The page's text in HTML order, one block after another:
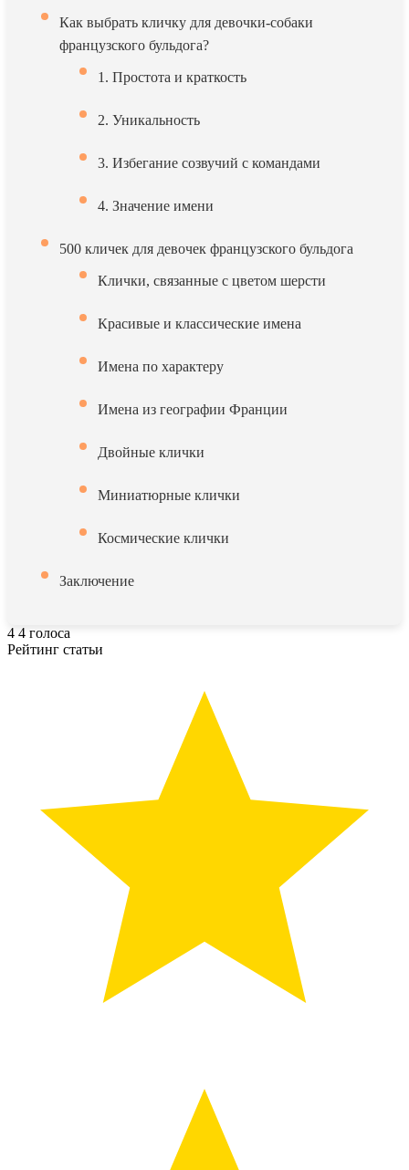
Как выбрать кличку для девочки-собаки
французского бульдога?
1. Простота и краткость
2. Уникальность
3. Избегание созвучий с командами
4. Значение имени
500 кличек для девочек французского бульдога
Клички, связанные с цветом шерсти
Красивые и классические имена
Имена по характеру
Имена из географии Франции
Двойные клички
Миниатюрные клички
Космические клички
Заключение
4 4 голоса
Рейтинг статьи